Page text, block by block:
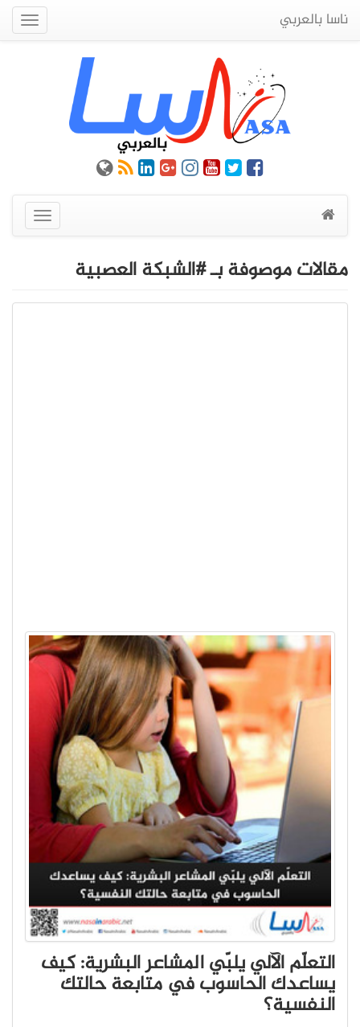
ناسا بالعربي
عرض
القائمة
مقالات موصوفة بـ #الشبكة العصبية
التعلّم الآلي يلبّي المشاعر البشرية: كيف
يساعدك الحاسوب في متابعة حالتك
النفسية؟